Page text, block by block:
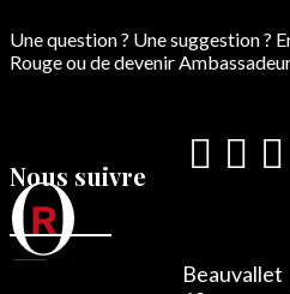
Une question ? Une suggestion ?
Rouge ou de devenir
Nous suivre
Beauvallet